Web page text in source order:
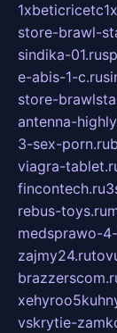
store-brawl-
sindika-01.ru
e-abis-1-c.ru
store-
antenna-
3-sex-porn.ru
viagra-
fincontech.ru
rebus-toys.ru
medsprawo-
zajmy24.ru
vskrytie-